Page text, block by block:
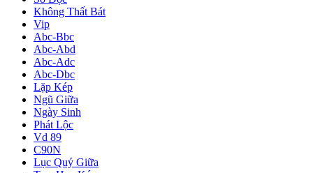
Không Thất Bát
Vip
Abc-Bbc
Abc-Abd
Abc-Adc
Abc-Dbc
Lặp Kép
Ngũ Giữa
Ngày Sinh
Phát Lộc
Vd 89
C90N
Lục Quý Giữa